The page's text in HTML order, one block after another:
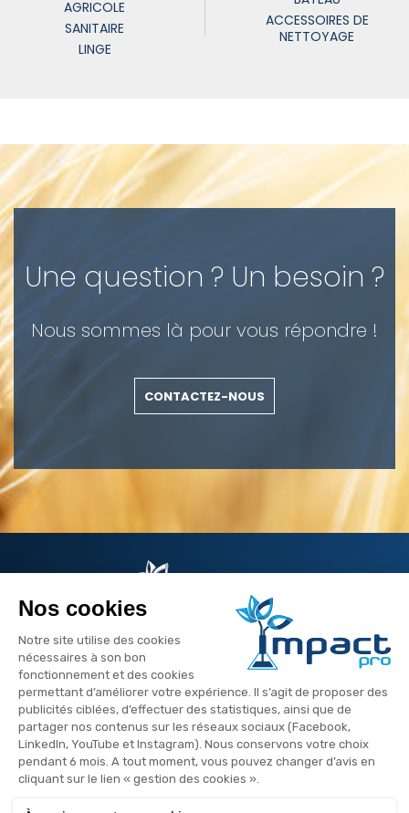
AGRICOLE
SANITAIRE
LINGE
ACCESSOIRES DE
NETTOYAGE
Une question ? Un besoin ?
Nous sommes là pour vous répondre !
CONTACTEZ-NOUS
Suivez-nous
ZAC les Jardins d'Entreprise
11 rue Réaumur
28000 Chartres